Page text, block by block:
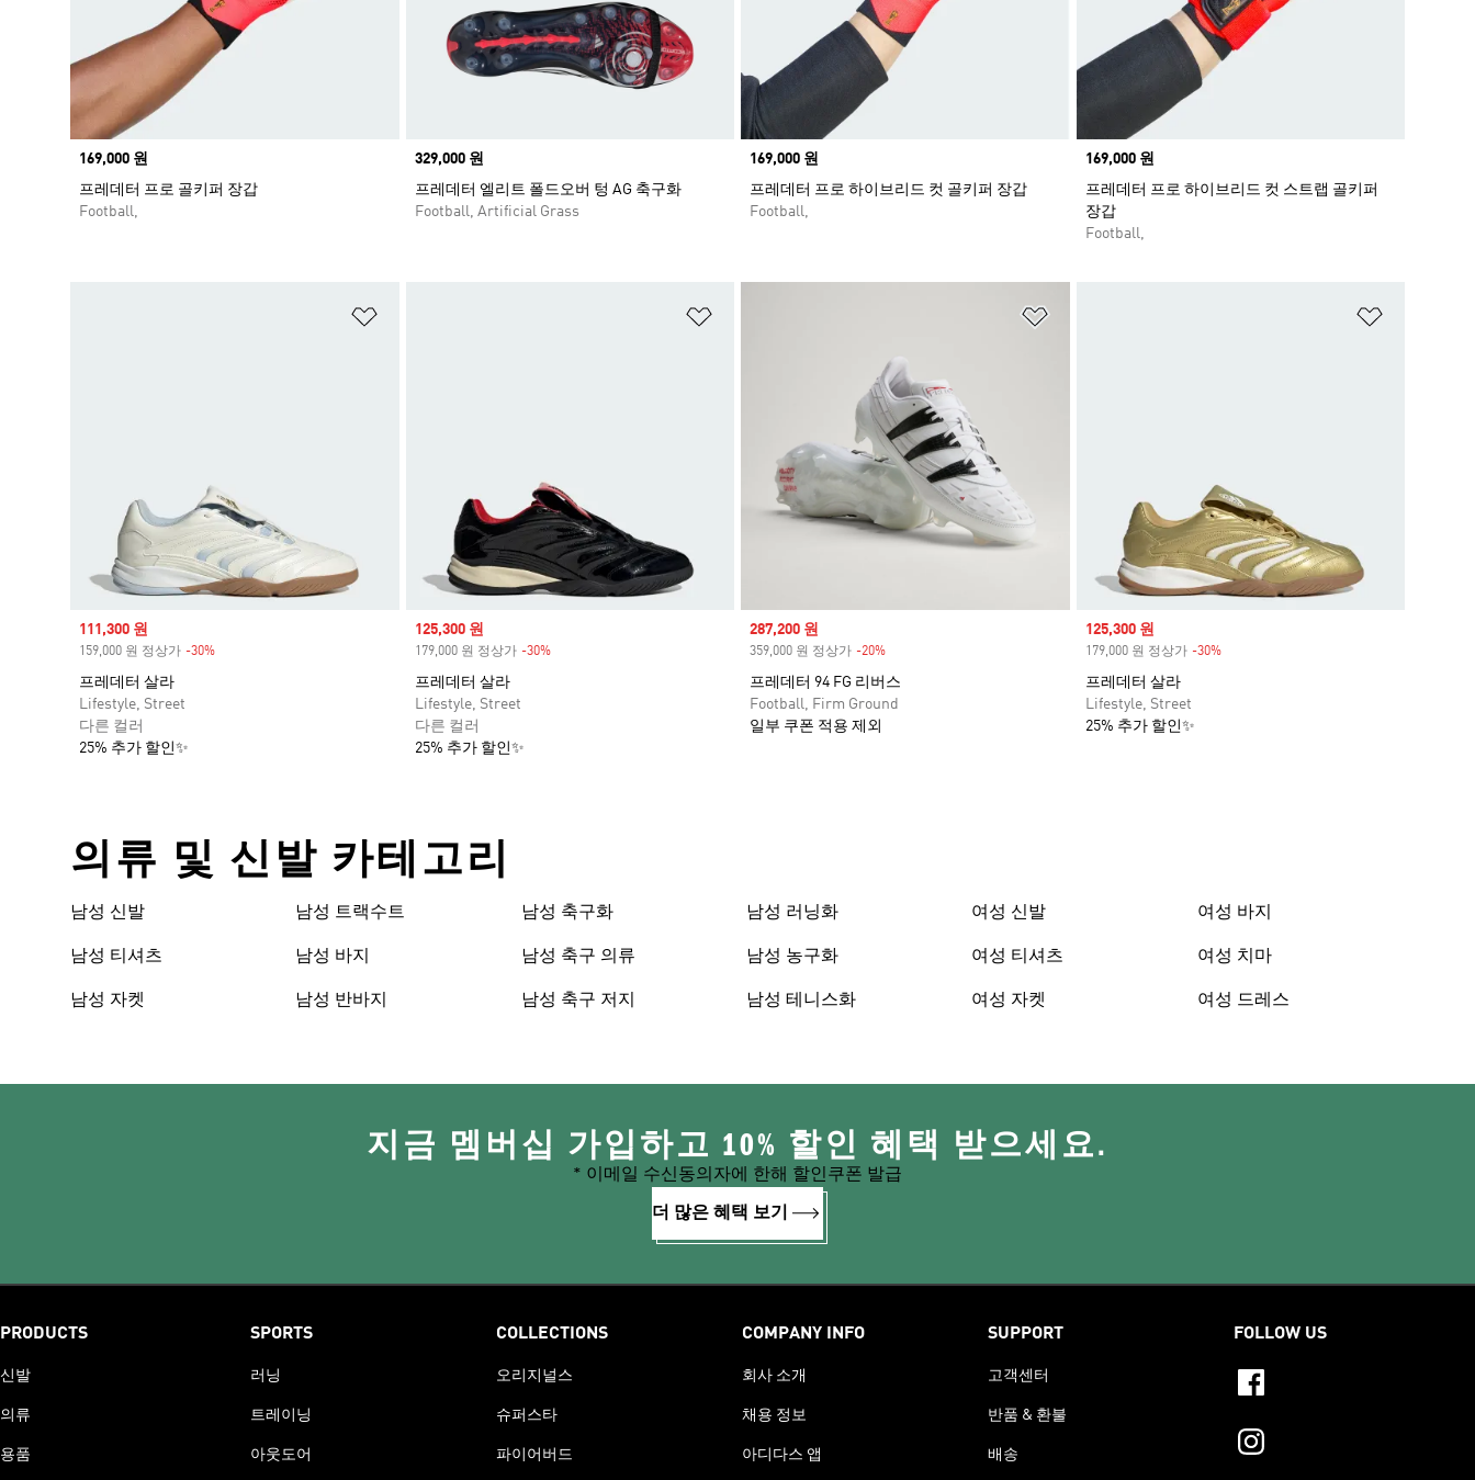
Price
169,000 원
프레데터 프로 골키퍼 장갑
Football,
Price
329,000 원
프레데터 엘리트 폴드오버 텅 AG 축구화
Football, Artificial Grass
Price
169,000 원
프레데터 프로 하이브리드 컷 골키퍼 장갑
Football,
Price
169,000 원
프레데터 프로 하이브리드 컷 스트랩 골키퍼
장갑
Football,
Sale price
111,300 원
159,000 원 정상가 -30%
프레데터 살라
Lifestyle, Street
다른 컬러
25% 추가 할인✨
Sale price
125,300 원
179,000 원 정상가 -30%Discount
프레데터 살라
Lifestyle, Street
다른 컬러
25% 추가 할인✨
Sale price
287,200 원
359,000 원 정상가 -20%
프레데터 94 FG 리버스
Football, Firm Ground
일부 쿠폰 적용 제외
Sale price
125,300 원
179,000 원 정상가 -30%Discount
프레데터 살라
Lifestyle, Street
25% 추가 할인✨
의류 및 신발 카테고리
남성 신발
남성 티셔츠
남성 자켓
남성 트랙수트
남성 바지
남성 반바지
남성 축구화
남성 축구 의류
남성 축구 저지
남성 러닝화
남성 농구화
남성 테니스화
여성 신발
여성 티셔츠
여성 자켓
여성 바지
여성 치마
여성 드레스
지금 멤버십 가입하고 10% 할인 혜택 받으세요.
* 이메일 수신동의자에 한해 할인쿠폰 발급
더 많은 혜택 보기
PRODUCTS
신발
의류
용품
SPORTS
러닝
트레이닝
아웃도어
COLLECTIONS
오리지널스
슈퍼스타
파이어버드
COMPANY INFO
회사 소개
채용 정보
아디다스 앱
SUPPORT
고객센터
반품 & 환불
배송
FOLLOW US